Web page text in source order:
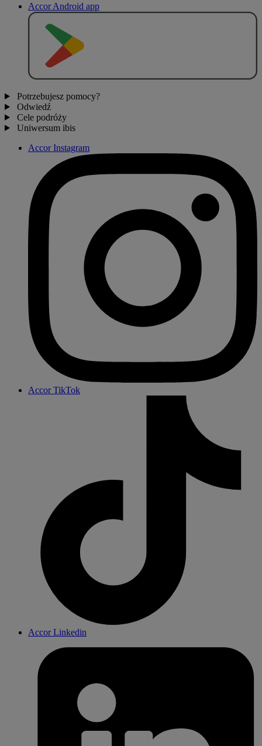
Accor Android app
Potrzebujesz pomocy?
Odwiedź
Cele podróży
Uniwersum ibis
Accor Instagram
Accor TikTok
Accor Linkedin